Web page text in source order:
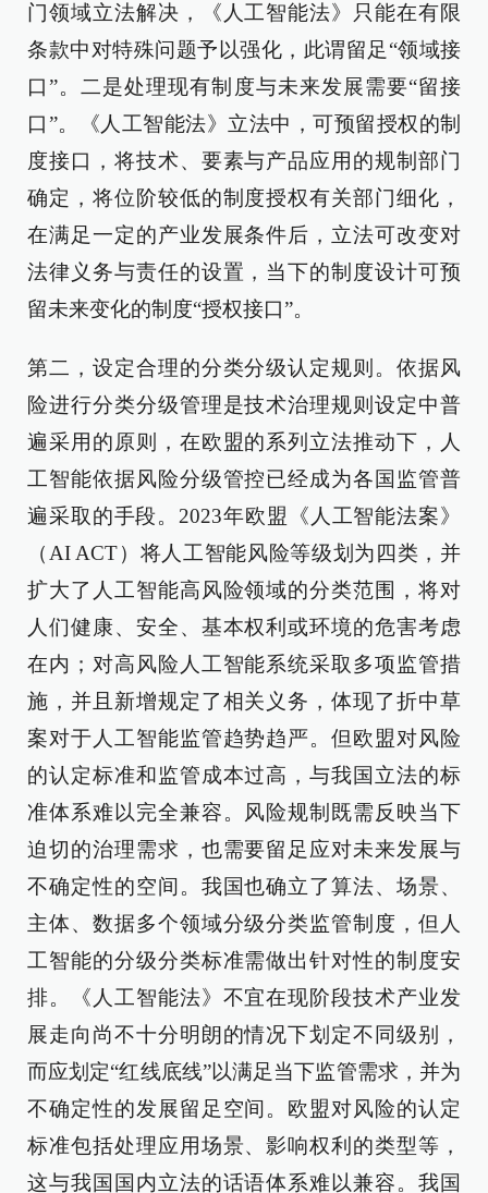
门领域立法解决，《人工智能法》只能在有限
条款中对特殊问题予以强化，此谓留足“领域接
口”。二是处理现有制度与未来发展需要“留接
口”。《人工智能法》立法中，可预留授权的制
度接口，将技术、要素与产品应用的规制部门
确定，将位阶较低的制度授权有关部门细化，
在满足一定的产业发展条件后，立法可改变对
法律义务与责任的设置，当下的制度设计可预
留未来变化的制度“授权接口”。
第二，设定合理的分类分级认定规则。依据风
险进行分类分级管理是技术治理规则设定中普
遍采用的原则，在欧盟的系列立法推动下，人
工智能依据风险分级管控已经成为各国监管普
遍采取的手段。2023年欧盟《人工智能法案》
（AI ACT）将人工智能风险等级划为四类，并
扩大了人工智能高风险领域的分类范围，将对
人们健康、安全、基本权利或环境的危害考虑
在内；对高风险人工智能系统采取多项监管措
施，并且新增规定了相关义务，体现了折中草
案对于人工智能监管趋势趋严。但欧盟对风险
的认定标准和监管成本过高，与我国立法的标
准体系难以完全兼容。风险规制既需反映当下
迫切的治理需求，也需要留足应对未来发展与
不确定性的空间。我国也确立了算法、场景、
主体、数据多个领域分级分类监管制度，但人
工智能的分级分类标准需做出针对性的制度安
排。《人工智能法》不宜在现阶段技术产业发
展走向尚不十分明朗的情况下划定不同级别，
而应划定“红线底线”以满足当下监管需求，并为
不确定性的发展留足空间。欧盟对风险的认定
标准包括处理应用场景、影响权利的类型等，
这与我国国内立法的话语体系难以兼容。我国